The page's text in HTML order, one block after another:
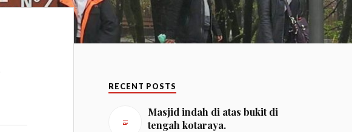
RECENT POSTS
Masjid indah di atas bukit di
tengah kotaraya.